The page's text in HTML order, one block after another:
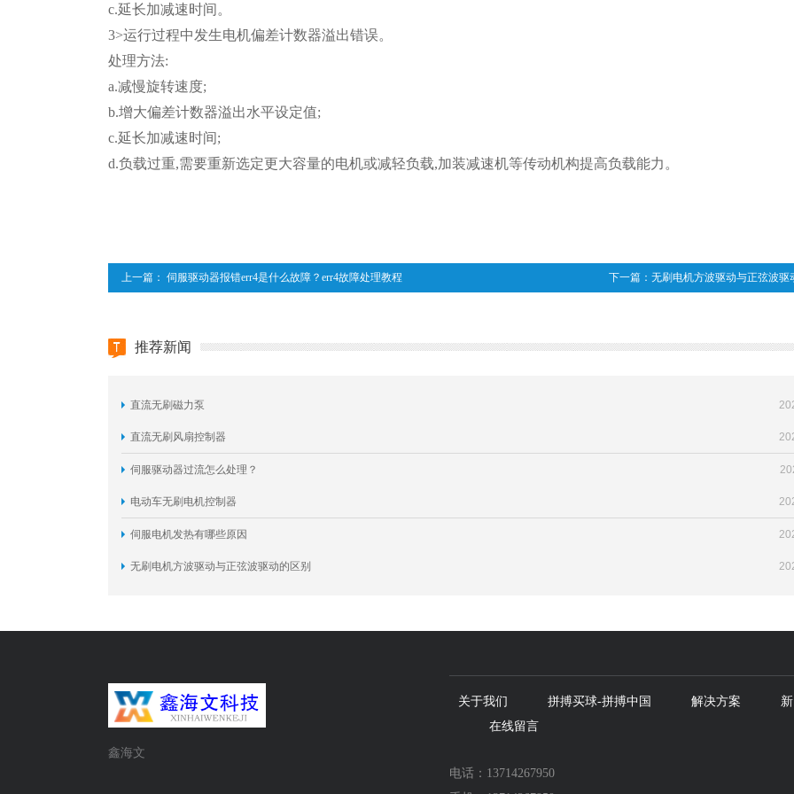
c.延长加减速时间。
3>运行过程中发生电机偏差计数器溢出错误。
处理方法:
a.减慢旋转速度;
b.增大偏差计数器溢出水平设定值;
c.延长加减速时间;
d.负载过重,需要重新选定更大容量的电机或减轻负载,加装减速机等传动机构提高负载能力。
上一篇： 伺服驱动器报错err4是什么故障？err4故障处理教程 下一篇： 无刷电机方波驱动与正弦波驱
推荐新闻
直流无刷磁力泵
直流无刷风扇控制器
伺服驱动器过流怎么处理？
电动车无刷电机控制器
伺服电机发热有哪些原因
无刷电机方波驱动与正弦波驱动的区别
鑫海文
关于我们 拼搏买球-拼搏中国 解决方案
在线留言
电话： 13714267950